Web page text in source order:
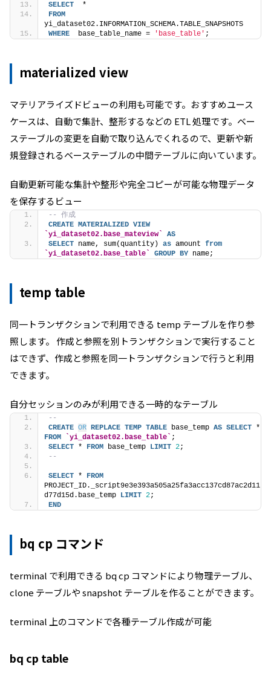
SELECT
  *
FROM
yi_dataset02.INFORMATION_SCHEMA.TABLE_SNAPSHOTS
WHERE
  base_table_name =
'base_table' ;
materialized view
マテリアライズドビューの利用も可能です。おすすめユース
ケースは、自動で集計、整形するなどの ETL 処理です。ベー
ステーブルの変更を自動で取り込んでくれるので、更新や新
規登録されるベーステーブルの中間テーブルに向いています。
自動更新可能な集計や整形や完全コピーが可能な物理データ
を保存するビュー
-- 作成
CREATE MATERIALIZED VIEW
`yi_dataset02.base_mateview`
AS
SELECT name, sum(quantity) as amount from
`yi_dataset02.base_table`
GROUP BY name;
temp table
同一トランザクションで利用できる temp テーブルを作り参
照します。 作成と参照を別トランザクションで実行すること
はできず、作成と参照を同一トランザクションで行うと利用
できます。
自分セッションのみが利用できる一時的なテーブル
--
CREATE OR REPLACE TEMP TABLE base_temp AS SELECT
FROM
`yi_dataset02.base_table`
;
SELECT * FROM base_temp LIMIT 2;
--
SELECT * FROM
PROJECT_ID._script9e3e393a505a25fa3acc137cd87ac2d11
d77d15d.base_temp LIMIT 2;
END
bq cp コマンド
terminal で利用できる bq cp コマンドにより物理テーブル、
clone テーブルや snapshot テーブルを作ることができます。
terminal 上のコマンドで各種テーブル作成が可能
bq cp table